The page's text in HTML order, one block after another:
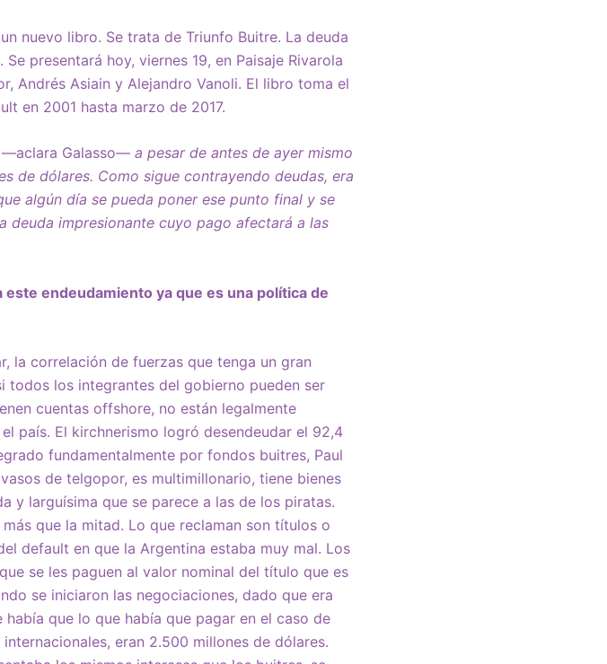
nuevo libro. Se trata de Triunfo Buitre. La deuda
presentará hoy, viernes 19, en Paisaje Rivarola
Andrés Asiain y Alejandro Vanoli. El libro toma el
en 2001 hasta marzo de 2017.
—aclara Galasso— a pesar de antes de ayer mismo
de dólares. Como sigue contrayendo deudas, era
algún día se pueda poner ese punto final y se
deuda impresionante cuyo pago afectará a las
endeudamiento ya que es una política de
la correlación de fuerzas que tenga un gran
todos los integrantes del gobierno pueden ser
cuentas offshore, no están legalmente
país. El kirchnerismo logró desendeudar el 92,4
fundamentalmente por fondos buitres, Paul
de telgopor, es multimillonario, tiene bienes
y larguísima que se parece a las de los piratas.
que la mitad. Lo que reclaman son títulos o
default en que la Argentina estaba muy mal. Los
se les paguen al valor nominal del título que es
se iniciaron las negociaciones, dado que era
que lo que había que pagar en el caso de
eran 2.500 millones de dólares.